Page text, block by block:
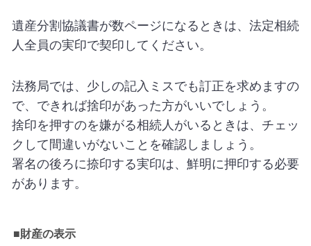
遺産分割協議書が数ページになるときは、法定相続
人全員の実印で契印してください。
法務局では、少しの記入ミスでも訂正を求めますの
で、できれば捨印があった方がいいでしょう。
捨印を押すのを嫌がる相続人がいるときは、チェッ
クして間違いがないことを確認しましょう。
署名の後ろに捺印する実印は、鮮明に押印する必要
があります。
■財産の表示